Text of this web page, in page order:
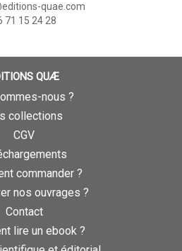
quae.com
71 15 24 28
QUÆ
nous ?
collections
CGV
commander ?
nos ouvrages ?
Contact
lire un ebook ?